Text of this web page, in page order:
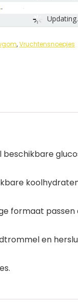
-
,Vruchtensnoepjes
beschikbare
formaat
en